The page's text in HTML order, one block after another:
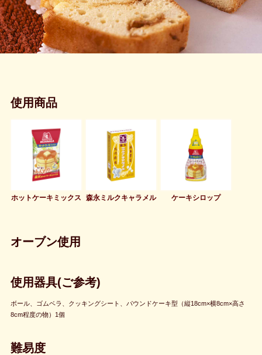
使用商品
ホットケーキミックス 森永ミルクキャラメル ケーキシロップ
オーブン使用
使用器具(ご参考)
ボール、ゴムベラ、クッキングシート、パウンドケーキ型（縦18cm×横8cm×高さ
8cm程度の物）1個
難易度